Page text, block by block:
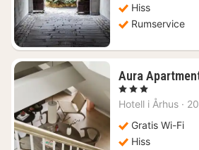
Hiss
Rumservice
Aura
, 3 Stjärnor
Hotell i Århus ·
Gratis Wi-Fi
Hiss